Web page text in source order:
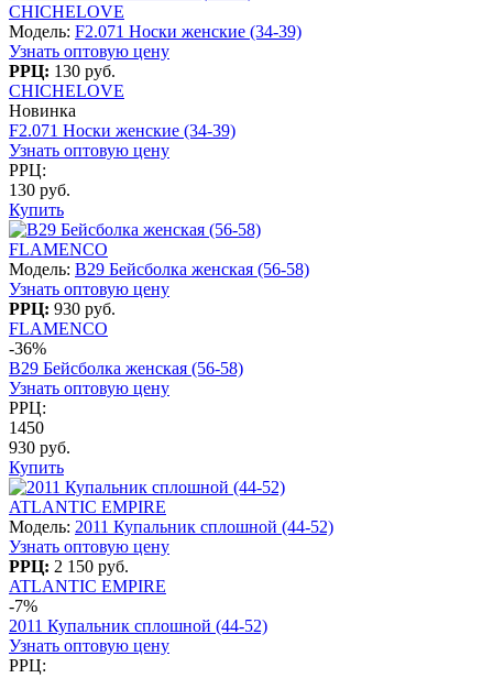
CHICHELOVE
Модель: F2.071 Носки женские (34-39)
Узнать оптовую цену
РРЦ: 130 руб.
CHICHELOVE
Новинка
F2.071 Носки женские (34-39)
Узнать оптовую цену
РРЦ:
130 руб.
Купить
FLAMENCO
Модель: B29 Бейсболка женская (56-58)
Узнать оптовую цену
РРЦ: 930 руб.
FLAMENCO
-36%
B29 Бейсболка женская (56-58)
Узнать оптовую цену
РРЦ:
1450
930 руб.
Купить
ATLANTIC EMPIRE
Модель: 2011 Купальник сплошной (44-52)
Узнать оптовую цену
РРЦ: 2 150 руб.
ATLANTIC EMPIRE
-7%
2011 Купальник сплошной (44-52)
Узнать оптовую цену
РРЦ: